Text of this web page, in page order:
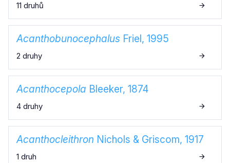
11 druhů
Acanthobunocephalus Friel, 1995
2 druhy
Acanthocepola Bleeker, 1874
4 druhy
Acanthocleithron Nichols & Griscom, 1917
1 druh